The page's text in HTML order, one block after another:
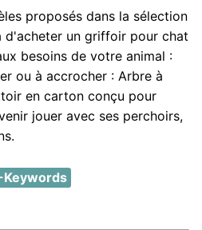
proposés dans la sélection
d'acheter un griffoir pour chat
besoins de votre animal :
ou à accrocher : Arbre à
en carton conçu pour
jouer avec ses perchoirs,
Keywords